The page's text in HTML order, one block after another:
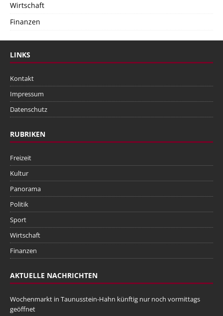
Wirtschaft
Finanzen
LINKS
Kontakt
Impressum
Datenschutz
RUBRIKEN
Freizeit
Kultur
Panorama
Politik
Sport
Wirtschaft
Finanzen
AKTUELLE NACHRICHTEN
Wochenmarkt in Taunusstein-Hahn künftig nur noch vormittags
geöffnet